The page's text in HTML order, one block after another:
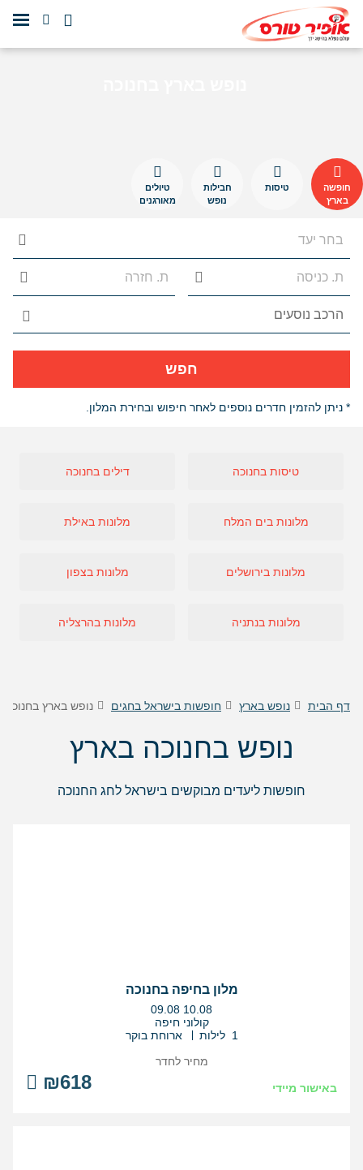
חופשה
בארץ
טיסות
חבילות
נופש
טיולים
מאורגנים
חפש
* ניתן להזמין חדרים נוספים לאחר חיפוש ובחירת המלון.
טיסות בחנוכה דילים בחנוכה
מלונות בים המלח מלונות באילת
מלונות בירושלים מלונות בצפון
מלונות בנתניה מלונות בהרצליה
דף הבית נופש בארץ חופשות בישראל בחגים נופש בארץ בחנוכה
נופש בחנוכה בארץ
חופשות ליעדים מבוקשים בישראל לחג החנוכה
מלון בחיפה בחנוכה
בין
התאריכים,
09.08 10.08
קולוני חיפה
1 לילות
ארוחת בוקר
באישור מיידי ₪618
מחיר לחדר